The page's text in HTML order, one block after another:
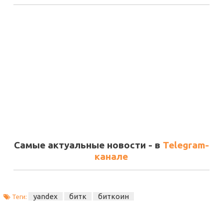
Самые актуальные новости - в Telegram-
канале
Теги: yandex битк биткоин